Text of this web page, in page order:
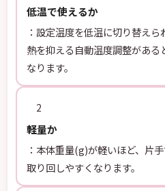
低温で使えるか
：設定温度を低温に切り替え
熱を抑える自動温度調整がある
なります。
2
軽量か
：本体重量(g)が軽いほど、片
取り回しやすくなります。